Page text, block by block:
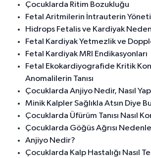
Çocuklarda Ritim Bozukluğu
Fetal Aritmilerin İntrauterin
Hidrops Fetalis ve Kardiyak
Fetal Kardiyak Yetmezlik ve
Fetal Kardiyak MRI Endikasyonları
Fetal Ekokardiyografide Kritik
Anomalilerin Tanısı
Çocuklarda Anjiyo Nedir, Nasıl
Minik Kalpler Sağlıkla Atsın Diye
Çocuklarda Üfürüm Tanısı Nasıl
Çocuklarda Göğüs Ağrısı
Anjiyo Nedir?
Çocuklarda Kalp Hastalığı Nasıl